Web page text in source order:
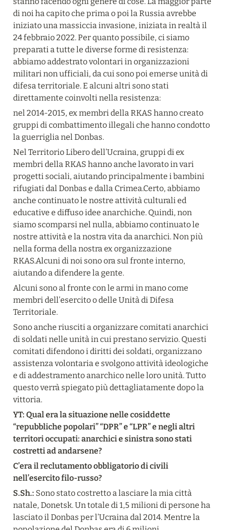
di noi ha capito che prima o poi la Russia avrebbe
iniziato una massiccia invasione, iniziata in realtà il
24 febbraio 2022. Per quanto possibile, ci siamo
preparati a tutte le diverse forme di resistenza:
abbiamo addestrato volontari in organizzazioni
militari non ufficiali, da cui sono poi emerse unità di
difesa territoriale. E alcuni altri sono stati
direttamente coinvolti nella resistenza:
nel 2014-2015, ex membri della RKAS hanno creato
gruppi di combattimento illegali che hanno condotto
la guerriglia nel Donbas.
Nel Territorio Libero dell’Ucraina, gruppi di ex
membri della RKAS hanno anche lavorato in vari
progetti sociali, aiutando principalmente i bambini
rifugiati dal Donbas e dalla Crimea.Certo, abbiamo
anche continuato le nostre attività culturali ed
educative e diffuso idee anarchiche. Quindi, non
siamo scomparsi nel nulla, abbiamo continuato le
nostre attività e la nostra vita da anarchici. Non più
nella forma della nostra ex organizzazione
RKAS.Alcuni di noi sono ora sul fronte interno,
aiutando a difendere la gente.
Alcuni sono al fronte con le armi in mano come
membri dell’esercito o delle Unità di Difesa
Territoriale.
Sono anche riusciti a organizzare comitati anarchici
di soldati nelle unità in cui prestano servizio. Questi
comitati difendono i diritti dei soldati, organizzano
assistenza volontaria e svolgono attività ideologiche
e di addestramento anarchico nelle loro unità. Tutto
questo verrà spiegato più dettagliatamente dopo la
vittoria.
YT: Qual era la situazione nelle cosiddette
“repubbliche popolari” “DPR” e “LPR” e negli altri
territori occupati: anarchici e sinistra sono stati
costretti ad andarsene?
C’era il reclutamento obbligatorio di civili
nell’esercito filo-russo?
S.Sh.: Sono stato costretto a lasciare la mia città
natale, Donetsk. Un totale di 1,5 milioni di persone ha
lasciato il Donbas per l’Ucraina dal 2014. Mentre la